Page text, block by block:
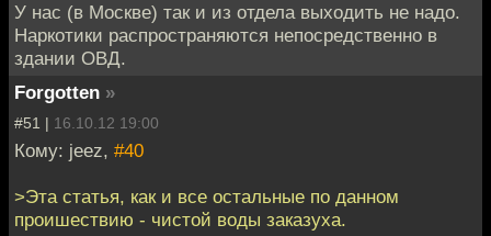
У нас (в Москве) так и из отдела выходить не надо.
Наркотики распространяются непосредственно в
здании ОВД.
Forgotten »
#51 | 16.10.12 19:00
Кому: jeez, #40
>Эта статья, как и все остальные по данном
проишествию - чистой воды заказуха.